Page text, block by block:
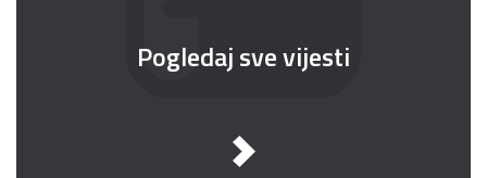
Pogledaj sve vijesti